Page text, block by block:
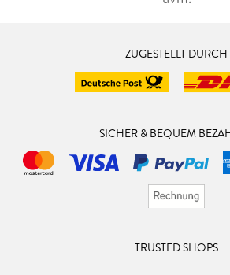
ZUGESTELLT DURCH
SICHER & BEQUEM
TRUSTED SHOPS